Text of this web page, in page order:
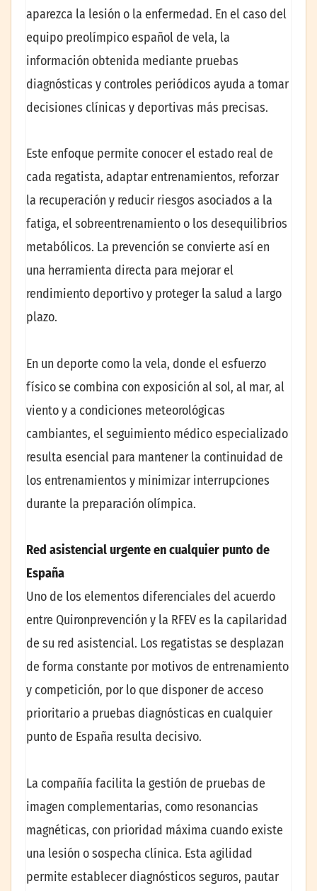
aparezca la lesión o la enfermedad. En el caso del
equipo preolímpico español de vela, la
información obtenida mediante pruebas
diagnósticas y controles periódicos ayuda a tomar
decisiones clínicas y deportivas más precisas.
Este enfoque permite conocer el estado real de
cada regatista, adaptar entrenamientos, reforzar
la recuperación y reducir riesgos asociados a la
fatiga, el sobreentrenamiento o los desequilibrios
metabólicos. La prevención se convierte así en
una herramienta directa para mejorar el
rendimiento deportivo y proteger la salud a largo
plazo.
En un deporte como la vela, donde el esfuerzo
físico se combina con exposición al sol, al mar, al
viento y a condiciones meteorológicas
cambiantes, el seguimiento médico especializado
resulta esencial para mantener la continuidad de
los entrenamientos y minimizar interrupciones
durante la preparación olímpica.
Red asistencial urgente en cualquier punto de
España
Uno de los elementos diferenciales del acuerdo
entre Quironprevención y la RFEV es la capilaridad
de su red asistencial. Los regatistas se desplazan
de forma constante por motivos de entrenamiento
y competición, por lo que disponer de acceso
prioritario a pruebas diagnósticas en cualquier
punto de España resulta decisivo.
La compañía facilita la gestión de pruebas de
imagen complementarias, como resonancias
magnéticas, con prioridad máxima cuando existe
una lesión o sospecha clínica. Esta agilidad
permite establecer diagnósticos seguros, pautar